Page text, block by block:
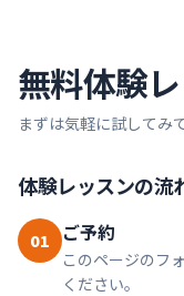
無料体験
まずは気軽に試してみ
体験レッスンの流
01 ご予約
このページのフ
ください。